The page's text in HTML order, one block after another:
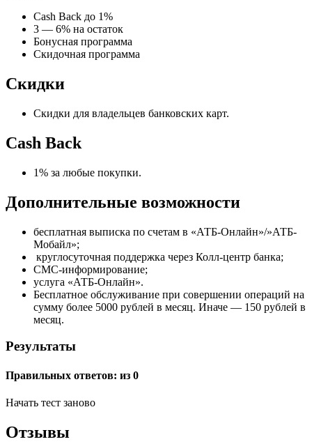
Cash Back до 1%
3 — 6% на остаток
Бонусная программа
Скидочная программа
Скидки
Скидки для владельцев банковских карт.
Cash Back
1% за любые покупки.
Дополнительные возможности
бесплатная выписка по счетам в «АТБ-Онлайн»/»АТБ-
Мобайл»;
круглосуточная поддержка через Колл-центр банка;
СМС-информирование;
услуга «АТБ-Онлайн».
Бесплатное обслуживание при совершении операций на
сумму более 5000 рублей в месяц. Иначе — 150 рублей в
месяц.
Результаты
Правильных ответов: из 0
Начать тест заново
Отзывы